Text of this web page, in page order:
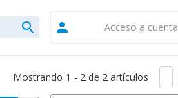
search person Acceso a cuenta
Mostrando 1 - 2 de 2 artículos